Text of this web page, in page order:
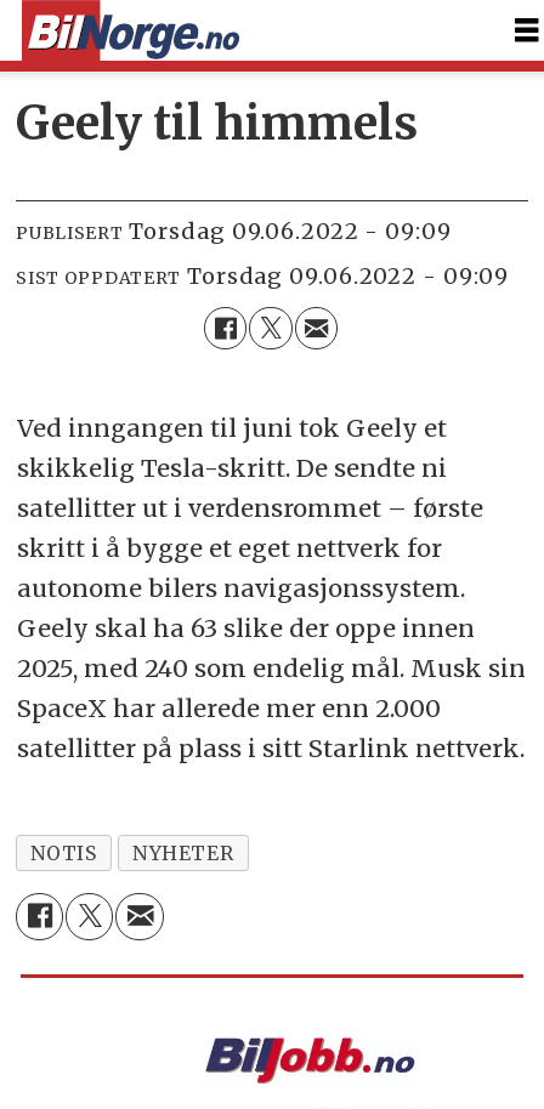
Geely til himmels
PUBLISERT torsdag 09.06.2022 - 09:09
SIST OPPDATERT torsdag 09.06.2022 - 09:09
Ved inngangen til juni tok Geely et
skikkelig Tesla-skritt. De sendte ni
satellitter ut i verdensrommet – første
skritt i å bygge et eget nettverk for
autonome bilers navigasjonssystem.
Geely skal ha 63 slike der oppe innen
2025, med 240 som endelig mål. Musk sin
SpaceX har allerede mer enn 2.000
satellitter på plass i sitt Starlink nettverk.
NOTIS NYHETER